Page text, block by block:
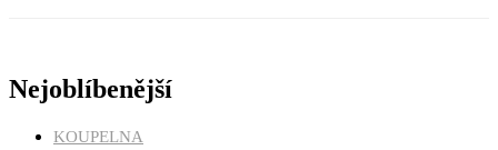
Nejoblíbenější
KOUPELNA